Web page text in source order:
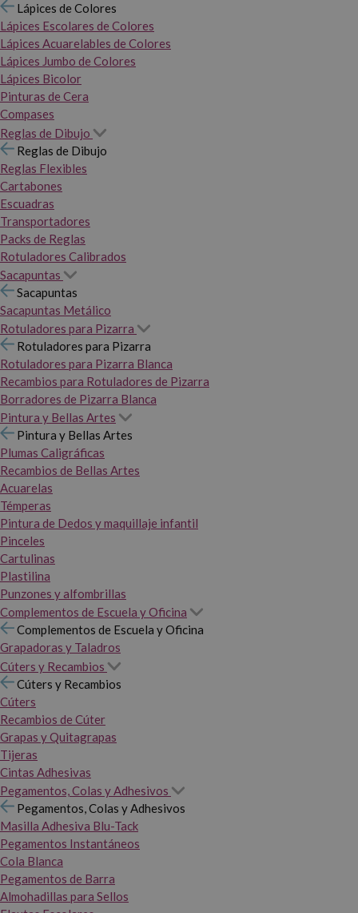
Lápices de Colores
Lápices Escolares de Colores
Lápices Acuarelables de Colores
Lápices Jumbo de Colores
Lápices Bicolor
Pinturas de Cera
Compases
Reglas de Dibujo
Reglas de Dibujo
Reglas Flexibles
Cartabones
Escuadras
Transportadores
Packs de Reglas
Rotuladores Calibrados
Sacapuntas
Sacapuntas
Sacapuntas Metálico
Rotuladores para Pizarra
Rotuladores para Pizarra
Rotuladores para Pizarra Blanca
Recambios para Rotuladores de Pizarra
Borradores de Pizarra Blanca
Pintura y Bellas Artes
Pintura y Bellas Artes
Plumas Caligráficas
Recambios de Bellas Artes
Acuarelas
Témperas
Pintura de Dedos y maquillaje infantil
Pinceles
Cartulinas
Plastilina
Punzones y alfombrillas
Complementos de Escuela y Oficina
Complementos de Escuela y Oficina
Grapadoras y Taladros
Cúters y Recambios
Cúters y Recambios
Cúters
Recambios de Cúter
Grapas y Quitagrapas
Tijeras
Cintas Adhesivas
Pegamentos, Colas y Adhesivos
Pegamentos, Colas y Adhesivos
Masilla Adhesiva Blu-Tack
Pegamentos Instantáneos
Cola Blanca
Pegamentos de Barra
Almohadillas para Sellos